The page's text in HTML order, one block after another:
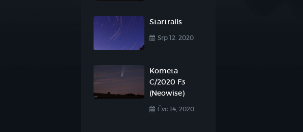
Startrails
 Srp 12, 2020
Kometa
C/2020 F3
(Neowise)
 Čvc 14, 2020